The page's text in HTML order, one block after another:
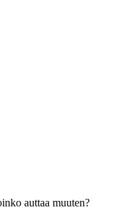
auttaa muuten?